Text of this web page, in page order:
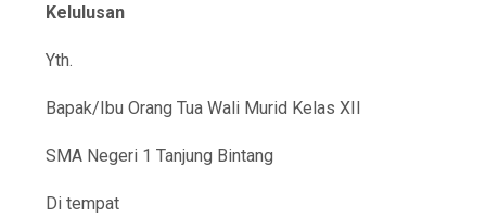
Kelulusan
Yth.
Bapak/Ibu Orang Tua Wali Murid Kelas XII
SMA Negeri 1 Tanjung Bintang
Di tempat